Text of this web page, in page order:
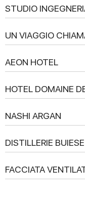
STUDIO
UN VIAGGIO
AEON HOTEL
HOTEL DOMAINE
NASHI ARGAN
DISTILLERIE BUIESE
FACCIATA